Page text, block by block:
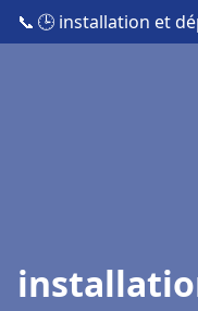
📞 🕒 installation et